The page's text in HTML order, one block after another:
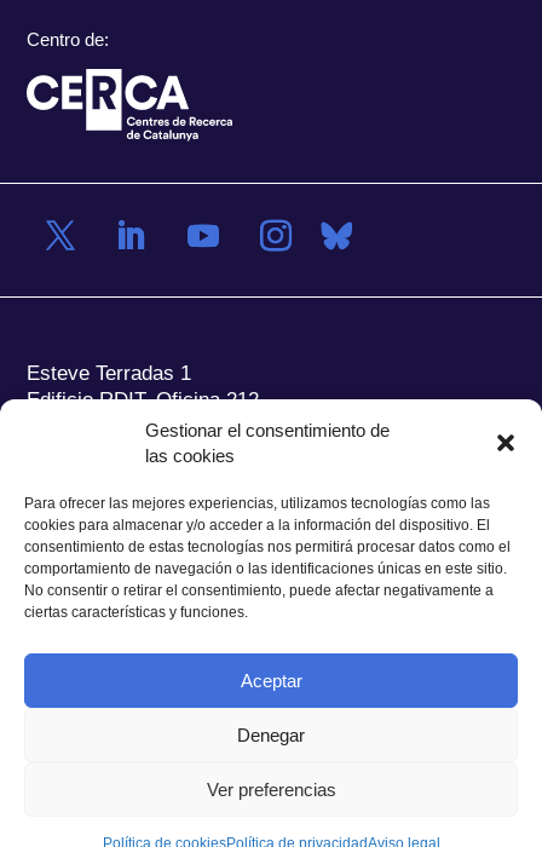
Gestionar el consentimiento de
las cookies
Para ofrecer las mejores experiencias, utilizamos tecnologías como las
cookies para almacenar y/o acceder a la información del dispositivo. El
consentimiento de estas tecnologías nos permitirá procesar datos como el
comportamiento de navegación o las identificaciones únicas en este sitio.
No consentir o retirar el consentimiento, puede afectar negativamente a
ciertas características y funciones.
Aceptar
Denegar
Ver preferencias
Política de cookiesPolítica de privacidadAviso legal
Centro de:
Esteve Terradas 1
Edificio RDIT, Oficina 212
Parc Mediterrani de la Tecnologia (PMT) Campus
08860 Castelldefels (Barcelona)
Tel.:+34 93 280 2088
Fax:+34 93 280 6395
E-mail:ieec@ieec.cat
Aviso legal
Diseño web
Ruiz Stinga Studio